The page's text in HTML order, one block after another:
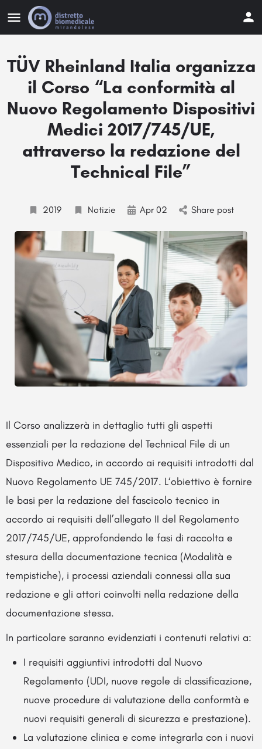
TÜV Rheinland Italia organizza
il Corso “La conformità al
Nuovo Regolamento Dispositivi
Medici 2017/745/UE,
attraverso la redazione del
Technical File”
2019 Notizie Apr 02 Share post
Il Corso analizzerà in dettaglio tutti gli aspetti
essenziali per la redazione del Technical File di un
Dispositivo Medico, in accordo ai requisiti introdotti dal
Nuovo Regolamento UE 745/2017. L‘obiettivo è fornire
le basi per la redazione del fascicolo tecnico in
accordo ai requisiti dell’allegato II del Regolamento
2017/745/UE, approfondendo le fasi di raccolta e
stesura della documentazione tecnica (Modalità e
tempistiche), i processi aziendali connessi alla sua
redazione e gli attori coinvolti nella redazione della
documentazione stessa.
In particolare saranno evidenziati i contenuti relativi a:
I requisiti aggiuntivi introdotti dal Nuovo
Regolamento (UDI, nuove regole di classificazione,
nuove procedure di valutazione della conformtà e
nuovi requisiti generali di sicurezza e prestazione).
La valutazione clinica e come integrarla con i nuovi